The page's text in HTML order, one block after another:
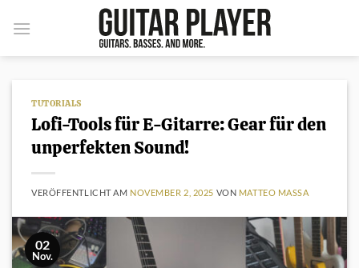
Inhalt
TUTORIALS
Lofi-Tools für E-Gitarre: Gear für den
unperfekten Sound!
VERÖFFENTLICHT AM NOVEMBER 2, 2025 VON MATTEO MASSA
02
Nov.